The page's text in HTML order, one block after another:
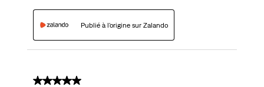
Publié à l'origine sur Zalando
5 sur 5 étoiles.